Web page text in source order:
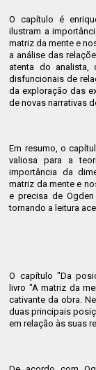
O capítulo é
ilustram a
matriz da mente e
a análise das
atenta do analista,
disfuncionais de
da exploração das
de novas narrativas
Em resumo, o
valiosa para a
importância da
matriz da mente e
e precisa de
tornando a leitura
O capítulo "Da
livro "A matriz da
cativante da obra.
duas principais
em relação às suas